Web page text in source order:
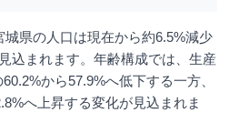
城県の人口は現在から約6.5%減少
込まれます。年齢構成では、生産
から57.9%へ低下する一方、
へ上昇する変化が見込まれま